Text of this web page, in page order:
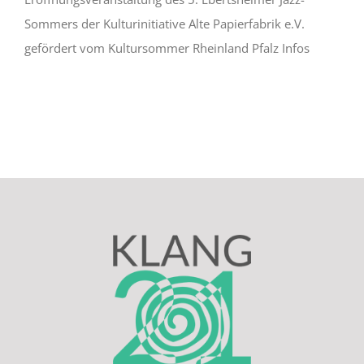
Newsletter
Sommers der Kulturinitiative Alte Papierfabrik e.V.
gefördert vom Kultursommer Rheinland Pfalz Infos